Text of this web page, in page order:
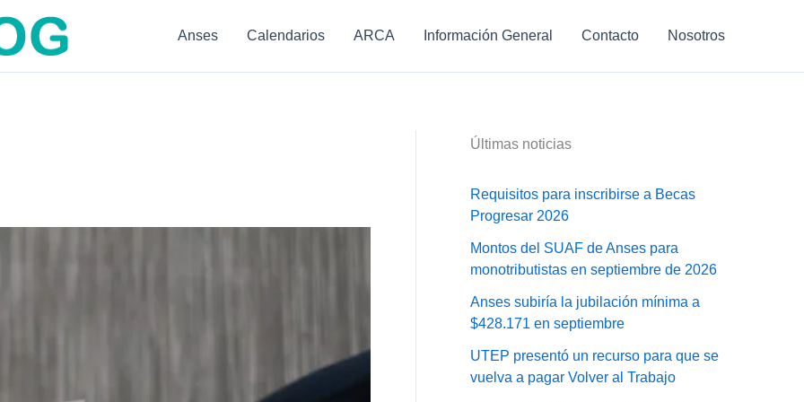
Anses Calendarios ARCA Información General Contacto Nosotros
Últimas noticias
Requisitos para inscribirse a Becas
Progresar 2026
Montos del SUAF de Anses para
monotributistas en septiembre de 2026
Anses subiría la jubilación mínima a
$428.171 en septiembre
UTEP presentó un recurso para que se
vuelva a pagar Volver al Trabajo